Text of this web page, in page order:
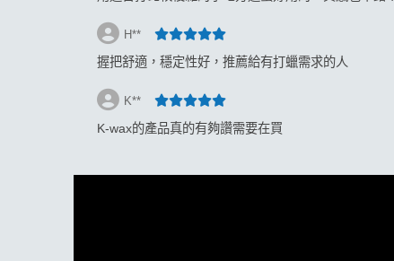
H**
握把舒適，穩定性好，推薦給有打蠟需求的人
K**
K-wax的產品真的有夠讚需要在買